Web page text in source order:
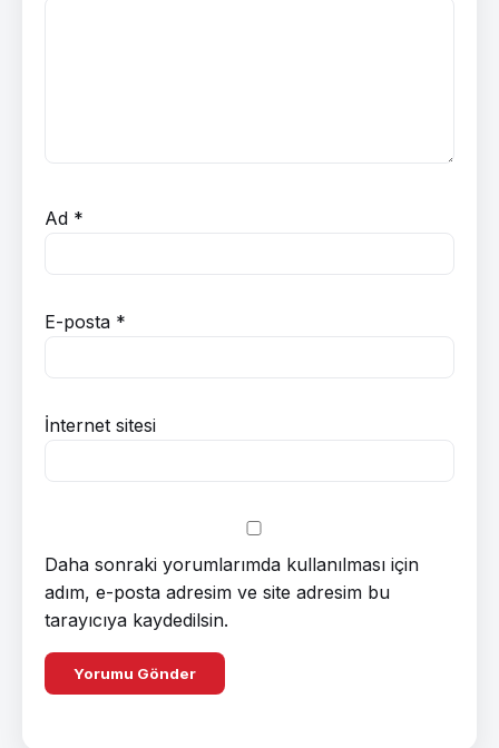
Ad *
E-posta *
İnternet sitesi
Daha sonraki yorumlarımda kullanılması için
adım, e-posta adresim ve site adresim bu
tarayıcıya kaydedilsin.